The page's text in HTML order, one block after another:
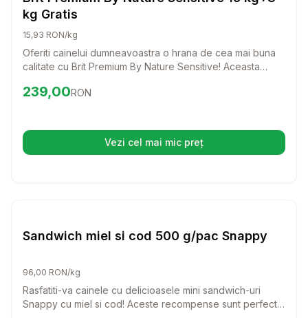
kg Gratis
15,93 RON/kg
Oferiti cainelui dumneavoastra o hrana de cea mai buna
calitate cu Brit Premium By Nature Sensitive! Aceasta
special creata pentru a sustine cainii cu sensibilitati
Preț: 239.00 RON
239,00RON
Vezi cel mai mic preț(se deschide într-o filă nouă)
Sandwich miel si cod 500 g/pac Snappy
96,00 RON/kg
Rasfatiti-va cainele cu delicioasele mini sandwich-uri
Snappy cu miel si cod! Aceste recompense sunt perfecte